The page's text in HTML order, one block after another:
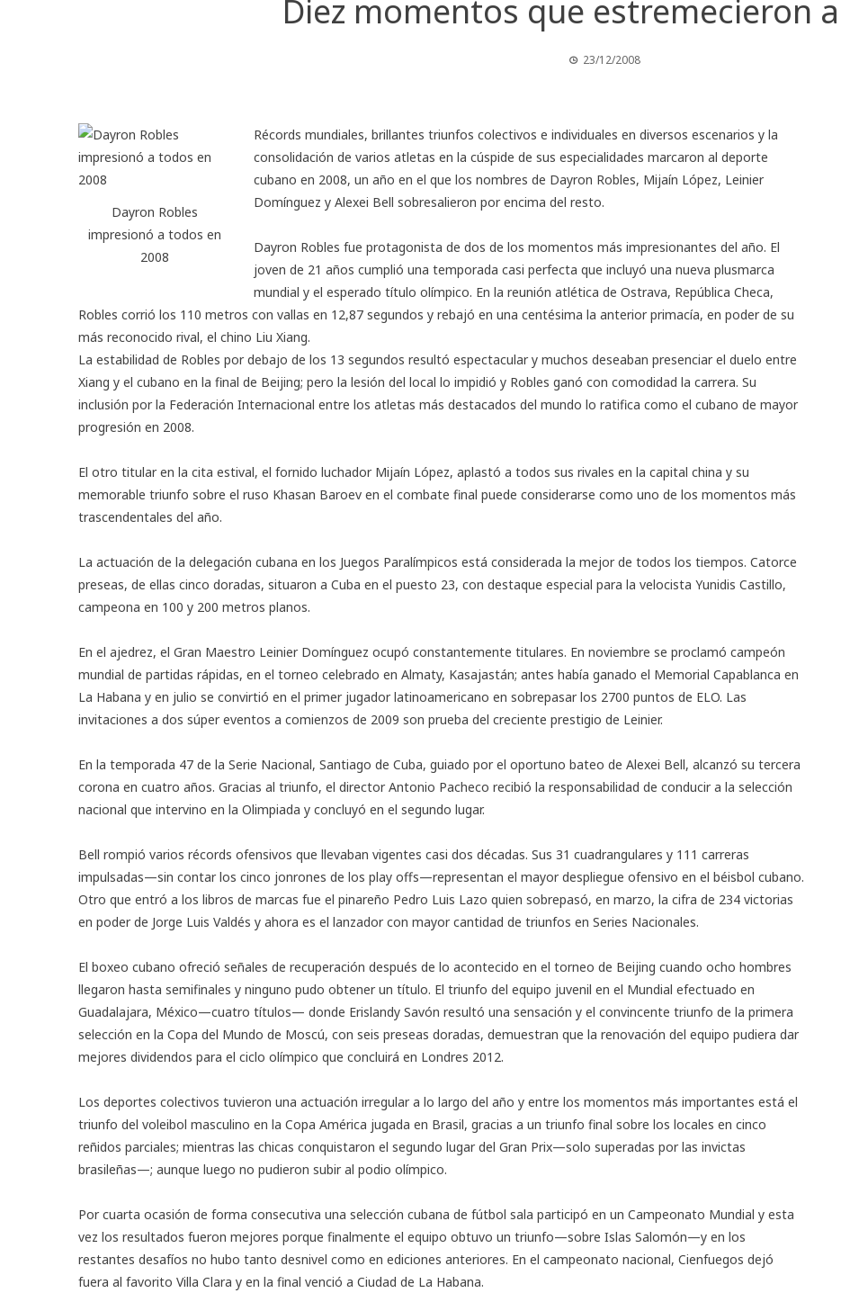
Diez momentos que estremecieron
23/12/2008
Dayron Robles
impresionó a todos en
2008
Récords mundiales, brillantes triunfos colectivos e individuales en diversos escenarios y la
consolidación de varios atletas en la cúspide de sus especialidades marcaron al deporte
cubano en 2008, un año en el que los nombres de Dayron Robles, Mijaín López, Leinier
Domínguez y Alexei Bell sobresalieron por encima del resto.
Dayron Robles fue protagonista de dos de los momentos más impresionantes del año. El
joven de 21 años cumplió una temporada casi perfecta que incluyó una nueva plusmarca
mundial y el esperado título olímpico. En la reunión atlética de Ostrava, República Checa,
Robles corrió los 110 metros con vallas en 12,87 segundos y rebajó en una centésima la anterior primacía, en poder de su
más reconocido rival, el chino Liu Xiang.
La estabilidad de Robles por debajo de los 13 segundos resultó espectacular y muchos deseaban presenciar el duelo entre
Xiang y el cubano en la final de Beijing; pero la lesión del local lo impidió y Robles ganó con comodidad la carrera. Su
inclusión por la Federación Internacional entre los atletas más destacados del mundo lo ratifica como el cubano de mayor
progresión en 2008.
El otro titular en la cita estival, el fornido luchador Mijaín López, aplastó a todos sus rivales en la capital china y su
memorable triunfo sobre el ruso Khasan Baroev en el combate final puede considerarse como uno de los momentos más
trascendentales del año.
La actuación de la delegación cubana en los Juegos Paralímpicos está considerada la mejor de todos los tiempos. Catorce
preseas, de ellas cinco doradas, situaron a Cuba en el puesto 23, con destaque especial para la velocista Yunidis Castillo,
campeona en 100 y 200 metros planos.
En el ajedrez, el Gran Maestro Leinier Domínguez ocupó constantemente titulares. En noviembre se proclamó campeón
mundial de partidas rápidas, en el torneo celebrado en Almaty, Kasajastán; antes había ganado el Memorial Capablanca en
La Habana y en julio se convirtió en el primer jugador latinoamericano en sobrepasar los 2700 puntos de ELO. Las
invitaciones a dos súper eventos a comienzos de 2009 son prueba del creciente prestigio de Leinier.
En la temporada 47 de la Serie Nacional, Santiago de Cuba, guiado por el oportuno bateo de Alexei Bell, alcanzó su tercera
corona en cuatro años. Gracias al triunfo, el director Antonio Pacheco recibió la responsabilidad de conducir a la selección
nacional que intervino en la Olimpiada y concluyó en el segundo lugar.
Bell rompió varios récords ofensivos que llevaban vigentes casi dos décadas. Sus 31 cuadrangulares y 111 carreras
impulsadas—sin contar los cinco jonrones de los play offs—representan el mayor despliegue ofensivo en el béisbol cubano.
Otro que entró a los libros de marcas fue el pinareño Pedro Luis Lazo quien sobrepasó, en marzo, la cifra de 234 victorias
en poder de Jorge Luis Valdés y ahora es el lanzador con mayor cantidad de triunfos en Series Nacionales.
El boxeo cubano ofreció señales de recuperación después de lo acontecido en el torneo de Beijing cuando ocho hombres
llegaron hasta semifinales y ninguno pudo obtener un título. El triunfo del equipo juvenil en el Mundial efectuado en
Guadalajara, México—cuatro títulos— donde Erislandy Savón resultó una sensación y el convincente triunfo de la primera
selección en la Copa del Mundo de Moscú, con seis preseas doradas, demuestran que la renovación del equipo pudiera dar
mejores dividendos para el ciclo olímpico que concluirá en Londres 2012.
Los deportes colectivos tuvieron una actuación irregular a lo largo del año y entre los momentos más importantes está el
triunfo del voleibol masculino en la Copa América jugada en Brasil, gracias a un triunfo final sobre los locales en cinco
reñidos parciales; mientras las chicas conquistaron el segundo lugar del Gran Prix—solo superadas por las invictas
brasileñas—; aunque luego no pudieron subir al podio olímpico.
Por cuarta ocasión de forma consecutiva una selección cubana de fútbol sala participó en un Campeonato Mundial y esta
vez los resultados fueron mejores porque finalmente el equipo obtuvo un triunfo—sobre Islas Salomón—y en los
restantes desafíos no hubo tanto desnivel como en ediciones anteriores. En el campeonato nacional, Cienfuegos dejó
fuera al favorito Villa Clara y en la final venció a Ciudad de La Habana.